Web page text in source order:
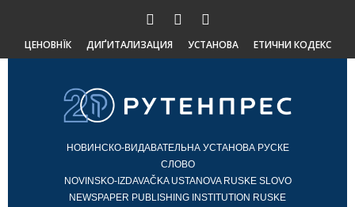
ЦЕНОВНЇК ДИҐИТАЛИЗАЦИЯ УСТАНОВА ЕТИЧНИ КОДЕКС
НОВИНСКО-ВИДАВАТЕЛЬНА УСТАНОВА РУСКЕ
СЛОВО
NOVINSKO-IZDAVAČKA USTANOVA RUSKE SLOVO
NEWSPAPER PUBLISHING INSTITUTION RUSKE